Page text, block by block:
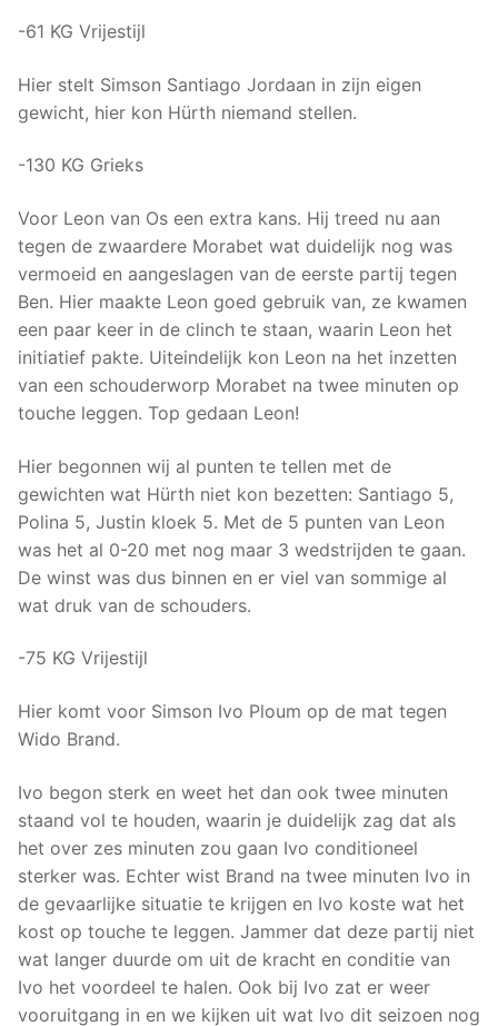
-61 KG Vrijestijl
Hier stelt Simson Santiago Jordaan in zijn eigen
gewicht, hier kon Hürth niemand stellen.
-130 KG Grieks
Voor Leon van Os een extra kans. Hij treed nu aan
tegen de zwaardere Morabet wat duidelijk nog was
vermoeid en aangeslagen van de eerste partij tegen
Ben. Hier maakte Leon goed gebruik van, ze kwamen
een paar keer in de clinch te staan, waarin Leon het
initiatief pakte. Uiteindelijk kon Leon na het inzetten
van een schouderworp Morabet na twee minuten op
touche leggen. Top gedaan Leon!
Hier begonnen wij al punten te tellen met de
gewichten wat Hürth niet kon bezetten: Santiago 5,
Polina 5, Justin kloek 5. Met de 5 punten van Leon
was het al 0-20 met nog maar 3 wedstrijden te gaan.
De winst was dus binnen en er viel van sommige al
wat druk van de schouders.
-75 KG Vrijestijl
Hier komt voor Simson Ivo Ploum op de mat tegen
Wido Brand.
Ivo begon sterk en weet het dan ook twee minuten
staand vol te houden, waarin je duidelijk zag dat als
het over zes minuten zou gaan Ivo conditioneel
sterker was. Echter wist Brand na twee minuten Ivo in
de gevaarlijke situatie te krijgen en Ivo koste wat het
kost op touche te leggen. Jammer dat deze partij niet
wat langer duurde om uit de kracht en conditie van
Ivo het voordeel te halen. Ook bij Ivo zat er weer
vooruitgang in en we kijken uit wat Ivo dit seizoen nog